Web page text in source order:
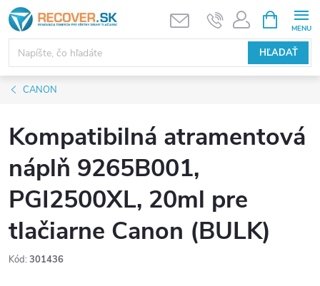
Prejsť
na
obsah
HĽADAŤ
KOŠÍK
CANON
Kompatibilná atramentová
náplň 9265B001,
PGI2500XL, 20ml pre
tlačiarne Canon (BULK)
Kód: 301436